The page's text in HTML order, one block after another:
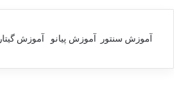
آموزش سنتور آموزش پیانو آموزش گیتار